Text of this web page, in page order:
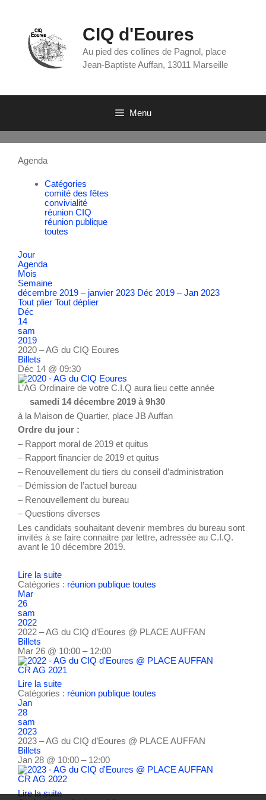
CIQ d'Eoures
Au pied des collines de Pagnol, place
Jean-Baptiste Auffan, 13011 Marseille
Menu
Agenda
Catégories
comité des fêtes
convivialité
réunion CIQ
réunion publique
toutes
Jour
Agenda
Mois
Semaine
décembre 2019 – janvier 2023 Déc 2019 – Jan 2023
Tout plier Tout déplier
Déc
14
sam
2019
2020 – AG du CIQ Eoures
Billets
Déc 14 @ 09:30
L’AG Ordinaire de votre C.I.Q aura lieu cette année
samedi 14 décembre 2019 à 9h30
à la Maison de Quartier, place JB Auffan
Ordre du jour :
– Rapport moral de 2019 et quitus
– Rapport financier de 2019 et quitus
– Renouvellement du tiers du conseil d’administration
– Démission de l’actuel bureau
– Renouvellement du bureau
– Questions diverses
Les candidats souhaitant devenir membres du bureau sont
invités à se faire connaitre par lettre, adressée au C.I.Q.
avant le 10 décembre 2019.
Lire la suite
Catégories : réunion publique toutes
Mar
26
sam
2022
2022 – AG du CIQ d’Eoures @ PLACE AUFFAN
Billets
Mar 26 @ 10:00 – 12:00
CR AG 2021
Lire la suite
Catégories : réunion publique toutes
Jan
28
sam
2023
2023 – AG du CIQ d’Eoures @ PLACE AUFFAN
Billets
Jan 28 @ 10:00 – 12:00
CR AG 2022
Lire la suite